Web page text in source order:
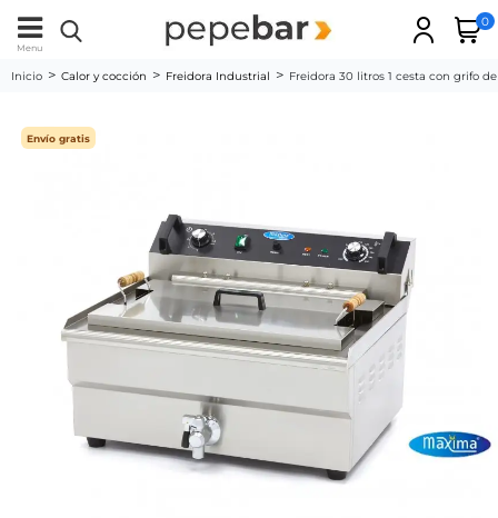
Menu
0
Inicio Calor y cocción Freidora Industrial Freidora 30 litros 1 cesta con grifo
Envío gratis